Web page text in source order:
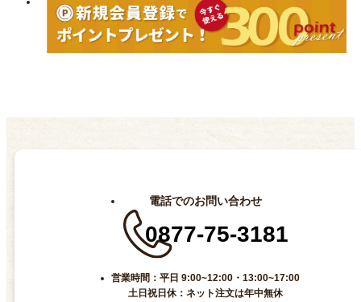
電話でのお問い合わせ
0877-75-3181
営業時間：平日 9:00~12:00・13:00~17:00
土日祝日休：ネット注文は年中無休